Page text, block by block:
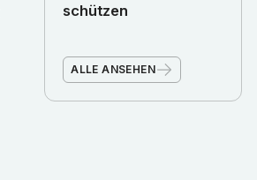
schützen
ALLE ANSEHEN